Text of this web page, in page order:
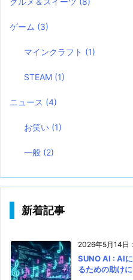
ゲーム (3)
マインクラフト (1)
STEAM (1)
ニュース (4)
お笑い (1)
一般 (2)
新着記事
2026年5月14日 :
SUNO AI : AI
るための助け